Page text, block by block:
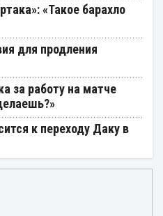
«Такое барахло
для продления
за работу на матче
к переходу Даку в